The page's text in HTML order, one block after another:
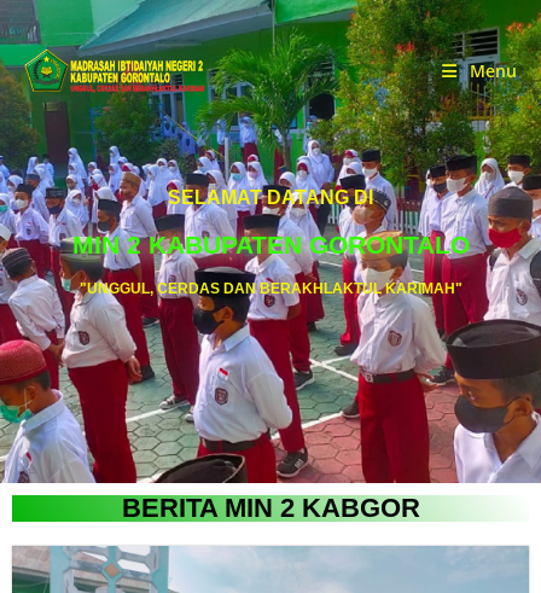
Menu
SELAMAT DATANG DI
MIN 2 KABUPATEN GORONTALO
"UNGGUL, CERDAS DAN BERAKHLAKTUL KARIMAH"
BERITA MIN 2 KABGOR